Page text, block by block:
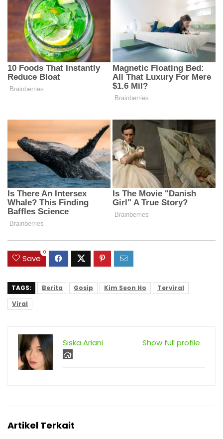
Save
0
TAGS: Berita Gosip Kim Seon Ho
Terviral
Viral
Show full profile
Siska Ariani
Artikel Terkait